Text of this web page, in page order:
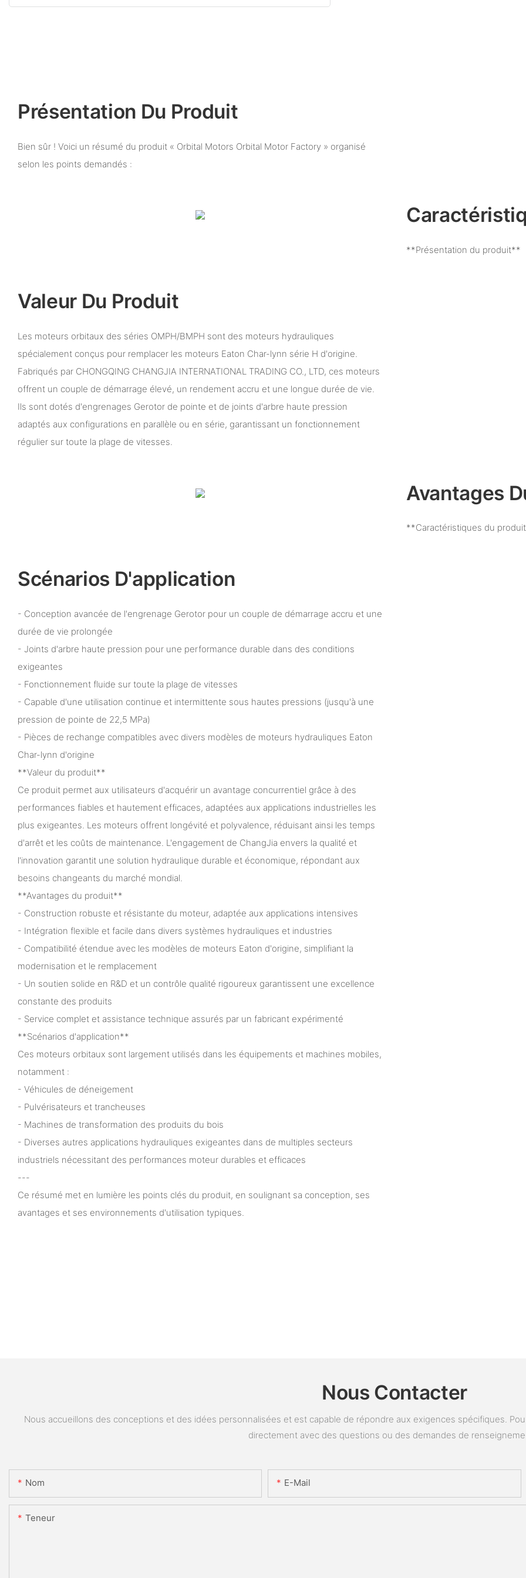
Présentation Du Produit
Bien sûr ! Voici un résumé du produit « Orbital Motors Orbital Motor Factory » organisé
selon les points demandés :
**Présentation du produit**
Valeur Du Produit
Les moteurs orbitaux des séries OMPH/BMPH sont des moteurs hydrauliques
spécialement conçus pour remplacer les moteurs Eaton Char-lynn série H d'origine.
Fabriqués par CHONGQING CHANGJIA INTERNATIONAL TRADING CO., LTD, ces moteurs
offrent un couple de démarrage élevé, un rendement accru et une longue durée de vie.
Ils sont dotés d'engrenages Gerotor de pointe et de joints d'arbre haute pression
adaptés aux configurations en parallèle ou en série, garantissant un fonctionnement
régulier sur toute la plage de vitesses.
Avantages
**Caractéristiques du
Scénarios D'application
- Conception avancée de l'engrenage Gerotor pour un couple de démarrage accru et une
durée de vie prolongée
- Joints d'arbre haute pression pour une performance durable dans des conditions
exigeantes
- Fonctionnement fluide sur toute la plage de vitesses
- Capable d'une utilisation continue et intermittente sous hautes pressions (jusqu'à une
pression de pointe de 22,5 MPa)
- Pièces de rechange compatibles avec divers modèles de moteurs hydrauliques Eaton
Char-lynn d'origine
**Valeur du produit**
Ce produit permet aux utilisateurs d'acquérir un avantage concurrentiel grâce à des
performances fiables et hautement efficaces, adaptées aux applications industrielles les
plus exigeantes. Les moteurs offrent longévité et polyvalence, réduisant ainsi les temps
d'arrêt et les coûts de maintenance. L'engagement de ChangJia envers la qualité et
l'innovation garantit une solution hydraulique durable et économique, répondant aux
besoins changeants du marché mondial.
**Avantages du produit**
- Construction robuste et résistante du moteur, adaptée aux applications intensives
- Intégration flexible et facile dans divers systèmes hydrauliques et industries
- Compatibilité étendue avec les modèles de moteurs Eaton d'origine, simplifiant la
modernisation et le remplacement
- Un soutien solide en R&D et un contrôle qualité rigoureux garantissent une excellence
constante des produits
- Service complet et assistance technique assurés par un fabricant expérimenté
**Scénarios d'application**
Ces moteurs orbitaux sont largement utilisés dans les équipements et machines mobiles,
notamment :
- Véhicules de déneigement
- Pulvérisateurs et trancheuses
- Machines de transformation des produits du bois
- Diverses autres applications hydrauliques exigeantes dans de multiples secteurs
industriels nécessitant des performances moteur durables et efficaces
---
Ce résumé met en lumière les points clés du produit, en soulignant sa conception, ses
avantages et ses environnements d'utilisation typiques.
Nous Contacter
Nous accueillons des conceptions et des idées personnalisées et est capable de répondre aux exigences spécifiques.
directement avec des questions ou des demandes de
Nom E-Mail
Teneur